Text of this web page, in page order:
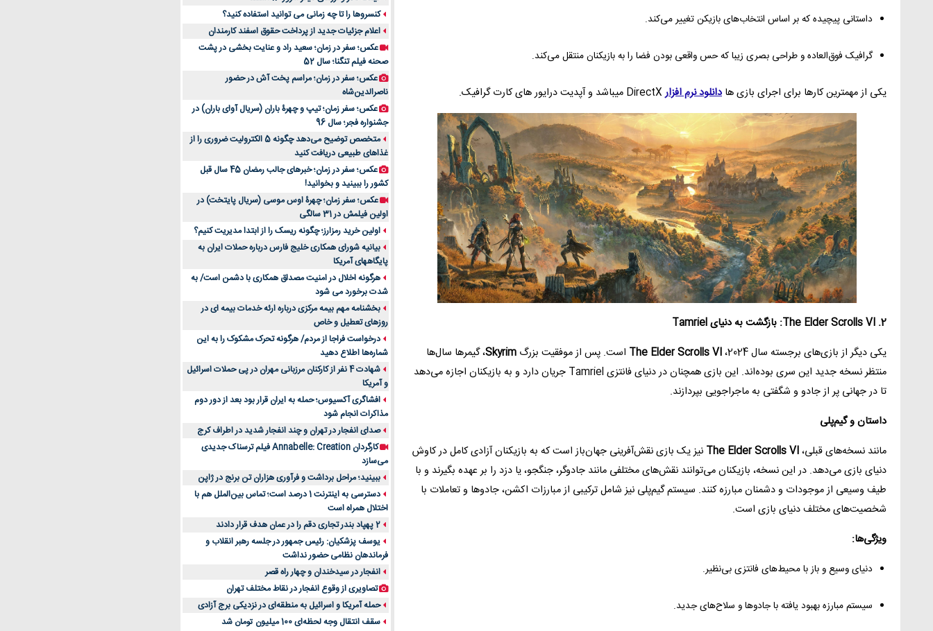
داستانی پیچیده که بر اساس انتخاب‌های بازیکن تغییر می‌کند.
گرافیک فوق‌العاده و طراحی بصری زیبا که حس واقعی بودن فضا را به بازیکنان منتقل می‌کند.
یکی از مهمترین کارها برای اجرای بازی ها دانلود نرم افزارDirectX میباشد و آپدیت درایور های کارت گرافیک.
2. The Elder Scrolls VI: بازگشت به دنیای Tamriel
یکی دیگر از بازی‌های برجسته سال 2024،
The Elder Scrolls VI است. پس از موفقیت بزرگ Skyrim، گیمرها سال‌ها
منتظر نسخه جدید این سری بوده‌اند. این بازی همچنان در دنیای فانتزی Tamriel جریان دارد و به بازیکنان اجازه می‌دهد
تا در جهانی پر از جادو و شگفتی به ماجراجویی بپردازند.
داستان و گیم‌پلی
مانند نسخه‌های قبلی،The Elder Scrolls VI نیز یک بازی نقش‌آفرینی جهان‌باز است که به بازیکنان آزادی کامل در کاوش
دنیای بازی می‌دهد. در این نسخه، بازیکنان می‌توانند نقش‌های مختلفی مانند جادوگر، جنگجو، یا دزد را بر عهده بگیرند و با
طیف وسیعی از موجودات و دشمنان مبارزه کنند. سیستم گیم‌پلی نیز شامل ترکیبی از مبارزات اکشن، جادوها و تعاملات با
شخصیت‌های مختلف دنیای بازی است.
ویژگی‌ها:
دنیای وسیع و باز با محیط‌های فانتزی بی‌نظیر.
سیستم مبارزه بهبود یافته با جادوها و سلاح‌های جدید.
کنسروها را تا چه زمانی می توانید استفاده کنید؟
اعلام جزئیات جدید از پرداخت حقوق اسفند کارمندان
عکس؛ سفر در زمان؛ سعید راد و عنایت بخشی در پشت
صحنه فیلم تنگنا؛ سال 52
عکس؛ سفر در زمان؛ مراسم پخت آش در حضور
ناصرالدین‌شاه
عکس؛ سفر زمان؛ تیپ و چهرۀ باران (سریال آوای باران) در
جشنواره فجر؛ سال 96
متخصص توضیح می‌دهد چگونه 5 الکترولیت ضروری را از
غذاهای طبیعی دریافت کنید
عکس؛ سفر در زمان؛ خبرهای جالب رمضان 45 سال قبل
کشور را ببینید و بخوانید!
عکس؛ سفر زمان؛ چهرۀ اوس موسی (سریال پایتخت) در
اولین فیلمش در 31 سالگی
اولین خرید رمزارز؛ چگونه ریسک را از ابتدا مدیریت کنیم؟
بیانیه شورای همکاری خلیج فارس درباره حملات ایران به
پایگاههای آمریکا
هرگونه اخلال در امنیت مصداق همکاری با دشمن است/ به
شدت برخورد می شود
بخشنامه مهم بیمه مرکزی درباره ارئه خدمات بیمه ای در
روزهای تعطیل و خاص
درخواست فراجا از مردم/ هرگونه تحرک مشکوک را به این
شماره‌ها اطلاع دهید
شهادت 4 نفر از کارکنان مرزبانی مهران در پی حملات اسرائیل
و آمریکا
افشاگری آکسیوس؛ حمله به ایران قرار بود بعد از دور دوم
مذاکرات انجام شود
صدای انفجار در تهران و چند انفجار شدید در اطراف کرج
کارگردان Annabelle: Creation فیلم ترسناک جدیدی
می‌سازد
ببینید؛ مراحل برداشت و فرآوری هزاران تن برنج در ژاپن
دسترسی به اینترنت 1 درصد است؛ تماس بین‌الملل هم با
اختلال همراه است
2 پهپاد بندر تجاری دقم را در عمان هدف قرار دادند
یوسف پزشکیان: رئیس جمهور در جلسه رهبر انقلاب و
فرماندهان نظامی حضور نداشت
انفجار در سیدخندان و چهار راه قصر
تصاویری از وقوع انفجار در نقاط مختلف تهران
حمله آمریکا و اسرائیل به منطقه‌ای در نزدیکی برج آزادی
سقف انتقال وجه لحظه‌ای 100 میلیون تومان شد